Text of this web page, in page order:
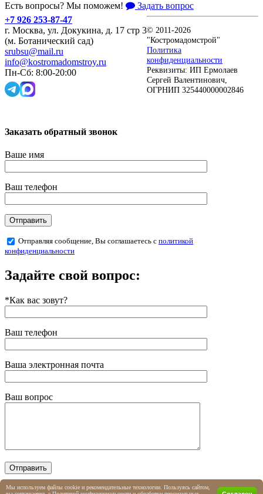
Есть вопросы? Мы поможем!
Задать вопрос
+7 926 253-87-47
г. Москва, ул. Докукина, д. 17 стр 3
(м. Ботанический сад)
srubsu@mail.ru
info@kostromadomstroy.ru
Пн-Сб: 8:00-20:00
© 2011-2026
"Костромадомстрой"
Политика
конфиденциальности
Реквизиты: ИП Ермолаев
Сергей Валентинович,
ОГРНИП 325440000002846
Заказать обратный звонок
Ваше имя
Ваш телефон
Отправляя сообщение, Вы соглашаетесь с политикой
конфиденциальности
Задайте свой вопрос:
*Как вас зовут?
Ваш телефон
Ваша электронная почта
Ваш вопрос
Отправляя сообщение, Вы соглашаетесь сполитикой
Мы используем файлы cookie и рекомендательные технологии. Пользуясь сайтом,